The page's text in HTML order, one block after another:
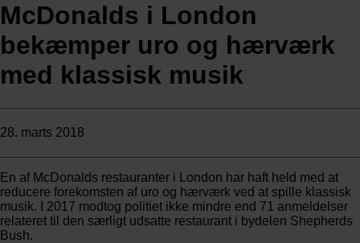
McDonalds i London
bekæmper uro og hærværk
med klassisk musik
28. marts 2018
En af McDonalds restauranter i London har haft held med at
reducere forekomsten af uro og hærværk ved at spille klassisk
musik. I 2017 modtog politiet ikke mindre end 71 anmeldelser
relateret til den særligt udsatte restaurant i bydelen Shepherds
Bush.